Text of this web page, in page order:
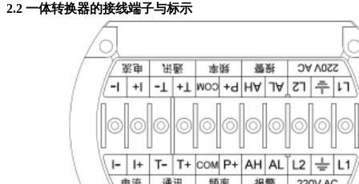
2.2 一体转换器的接线端子与标示